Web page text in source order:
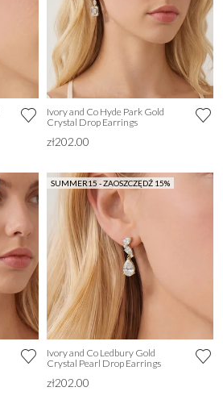
Ivory and Co Hyde Park Gold
Crystal Drop Earrings
zł202.00
SUMMER15 - ZAOSZCZĘDŹ 15%
Ivory and Co Ledbury Gold
Crystal Pearl Drop Earrings
zł202.00